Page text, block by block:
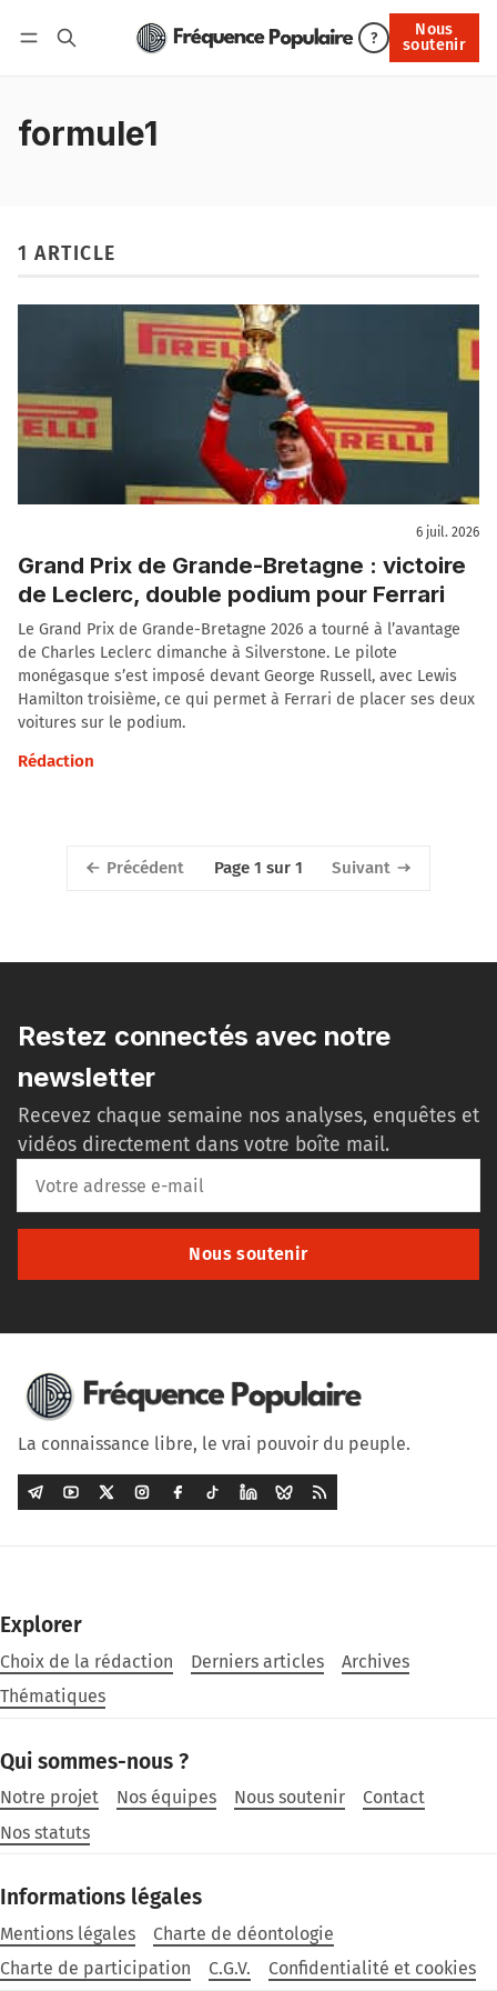
?
Nous
soutenir
Nous soutenir
formule1
1 ARTICLE
6 juil. 2026
Grand Prix de Grande-Bretagne : victoire
de Leclerc, double podium pour Ferrari
Le Grand Prix de Grande-Bretagne 2026 a tourné à l’avantage
de Charles Leclerc dimanche à Silverstone. Le pilote
monégasque s’est imposé devant George Russell, avec Lewis
Hamilton troisième, ce qui permet à Ferrari de placer ses deux
voitures sur le podium.
Rédaction
Précédent Page 1 sur 1 Suivant
Restez connectés avec notre
newsletter
Recevez chaque semaine nos analyses, enquêtes et
vidéos directement dans votre boîte mail.
Nous soutenir
La connaissance libre, le vrai pouvoir du peuple.
Explorer
Choix de la rédaction Derniers articles
Archives
Thématiques
Qui sommes-nous ?
Notre projet Nos équipes Nous soutenir
Contact
Nos statuts
Informations légales
Mentions légales
Charte de déontologie
Charte de participation
C.G.V. Confidentialité et cookies